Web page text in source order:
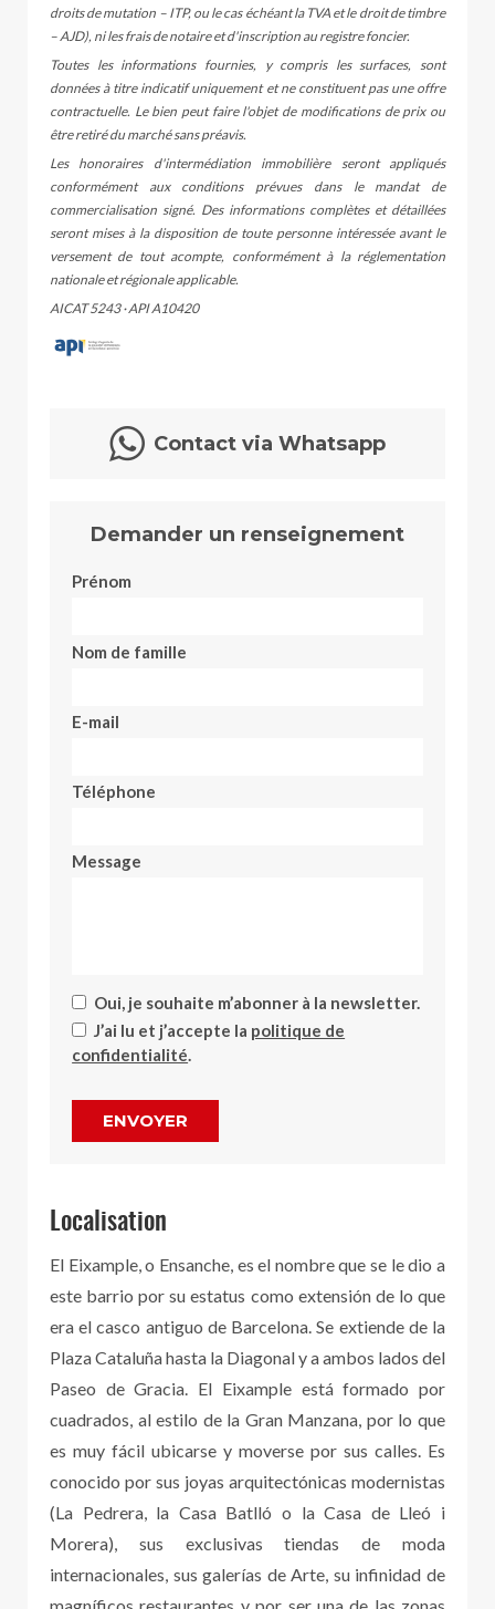
droits de mutation – ITP, ou le cas échéant la TVA et le droit de timbre
– AJD), ni les frais de notaire et d'inscription au registre foncier.
Toutes les informations fournies, y compris les surfaces, sont
données à titre indicatif uniquement et ne constituent pas une offre
contractuelle. Le bien peut faire l'objet de modifications de prix ou
être retiré du marché sans préavis.
Les honoraires d'intermédiation immobilière seront appliqués
conformément aux conditions prévues dans le mandat de
commercialisation signé. Des informations complètes et détaillées
seront mises à la disposition de toute personne intéressée avant le
versement de tout acompte, conformément à la réglementation
nationale et régionale applicable.
AICAT 5243 · API A10420
Contact via Whatsapp
Demander un renseignement
Prénom
Nom de famille
E-mail
Téléphone
Message
Oui, je souhaite m’abonner à la newsletter.
J’ai lu et j’accepte la politique de
confidentialité.
ENVOYER
Localisation
El Eixample, o Ensanche, es el nombre que se le dio a
este barrio por su estatus como extensión de lo que
era el casco antiguo de Barcelona. Se extiende de la
Plaza Cataluña hasta la Diagonal y a ambos lados del
Paseo de Gracia. El Eixample está formado por
cuadrados, al estilo de la Gran Manzana, por lo que
es muy fácil ubicarse y moverse por sus calles. Es
conocido por sus joyas arquitectónicas modernistas
(La Pedrera, la Casa Batlló o la Casa de Lleó i
Morera), sus exclusivas tiendas de moda
internacionales, sus galerías de Arte, su infinidad de